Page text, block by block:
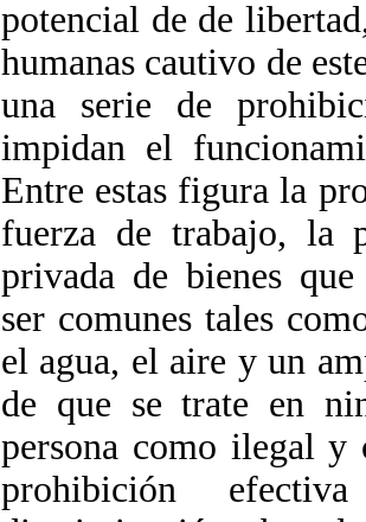
potencial de de
humanas cautivo de
una serie de
impidan el
Entre estas figura la
fuerza de trabajo, la
privada de bienes
ser comunes tales
el agua, el aire y un
de que se trate en
persona como ilegal y
prohibición